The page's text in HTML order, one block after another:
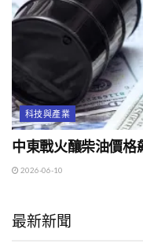
科技與產業
中東戰火釀柴油價格
2026-06-10
最新新聞